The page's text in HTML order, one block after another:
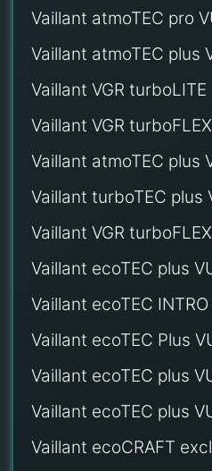
Vaillant atmoTEC pro
Vaillant atmoTEC plus
Vaillant VGR turboLITE
Vaillant VGR turboFLEX
Vaillant atmoTEC plus
Vaillant turboTEC plus
Vaillant VGR
Vaillant ecoTEC plus
Vaillant ecoTEC INTRO
Vaillant ecoTEC Plus
Vaillant ecoTEC plus
Vaillant ecoTEC plus
Vaillant ecoCRAFT